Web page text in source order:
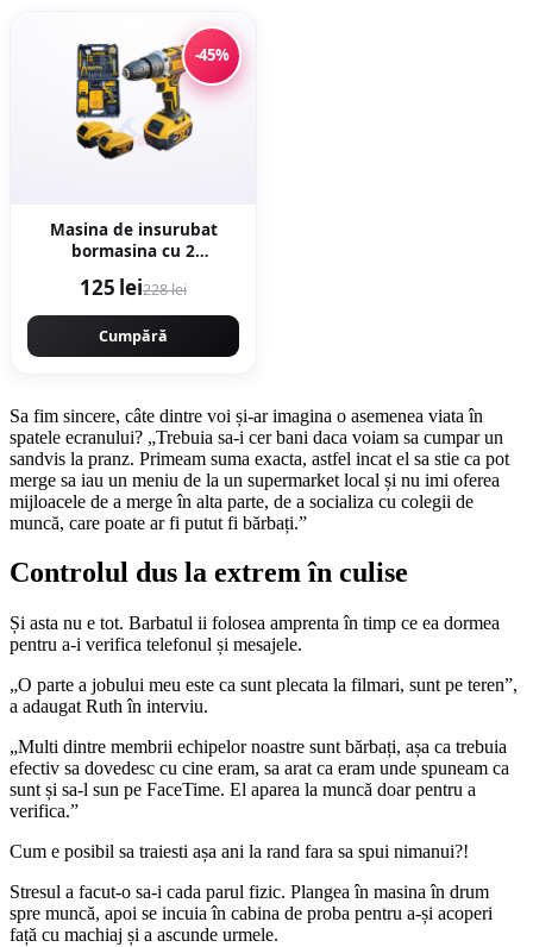
-45%
Masina de insurubat
bormasina cu 2
8AH, 48v, trusa cu valiza
Protools CMP1664
125 lei228 lei
Cumpără
Sa fim sincere, câte dintre voi și-ar imagina o asemenea viata în
spatele ecranului? „Trebuia sa-i cer bani daca voiam sa cumpar un
sandvis la pranz. Primeam suma exacta, astfel incat el sa stie ca pot
merge sa iau un meniu de la un supermarket local și nu imi oferea
mijloacele de a merge în alta parte, de a socializa cu colegii de
muncă, care poate ar fi putut fi bărbați.”
Controlul dus la extrem în culise
Și asta nu e tot. Barbatul ii folosea amprenta în timp ce ea dormea
pentru a-i verifica telefonul și mesajele.
„O parte a jobului meu este ca sunt plecata la filmari, sunt pe teren”,
a adaugat Ruth în interviu.
„Multi dintre membrii echipelor noastre sunt bărbați, așa ca trebuia
efectiv sa dovedesc cu cine eram, sa arat ca eram unde spuneam ca
sunt și sa-l sun pe FaceTime. El aparea la muncă doar pentru a
verifica.”
Cum e posibil sa traiesti așa ani la rand fara sa spui nimanui?!
Stresul a facut-o sa-i cada parul fizic. Plangea în masina în drum
spre muncă, apoi se incuia în cabina de proba pentru a-și acoperi
față cu machiaj și a ascunde urmele.